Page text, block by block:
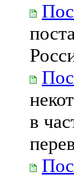
в